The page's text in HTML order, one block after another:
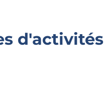
d'activités